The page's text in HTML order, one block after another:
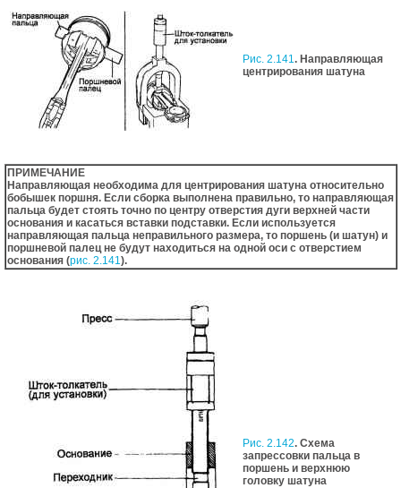
Рис. 2.141. Направляющая
центрирования шатуна
ПРИМЕЧАНИЕ
Направляющая необходима для центрирования шатуна относительно
бобышек поршня. Если сборка выполнена правильно, то направляющая
пальца будет стоять точно по центру отверстия дуги верхней части
основания и касаться вставки подставки. Если используется
направляющая пальца неправильного размера, то поршень (и шатун) и
поршневой палец не будут находиться на одной оси с отверстием
основания (рис. 2.141).
Рис. 2.142. Схема
запрессовки пальца в
поршень и верхнюю
головку шатуна